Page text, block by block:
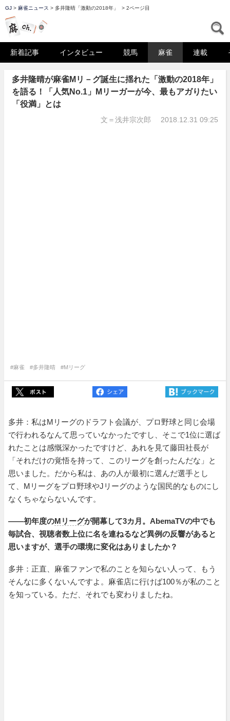
GJ > 麻雀ニュース > 多井隆晴「激動の2018年」 > 2ページ目
新着記事 インタビュー 競馬 麻雀 連載
多井隆晴が麻雀Mリ－グ誕生に揺れた「激動の2018年」
を語る！「人気No.1」Mリーガーが今、最もアガりたい
「役満」とは
文＝浅井宗次郎 2018.12.31 09:25
#麻雀 #多井隆晴 #Mリーグ
多井：私はMリーグのドラフト会議が、プロ野球と同じ会場
で行われるなんて思っていなかったですし、そこで1位に選ば
れたことは感慨深かったですけど、あれを見て藤田社長が
「それだけの覚悟を持って、このリーグを創ったんだな」と
思いました。だから私は、あの人が最初に選んだ選手とし
て、Mリーグをプロ野球やJリーグのような国民的なものにし
なくちゃならないんです。
――初年度のMリーグが開幕して3カ月。AbemaTVの中でも
毎試合、視聴者数上位に名を連ねるなど異例の反響があると
思いますが、選手の環境に変化はありましたか？
多井：正直、麻雀ファンで私のことを知らない人って、もう
そんなに多くないんですよ。麻雀店に行けば100％が私のこと
を知っている。ただ、それでも変わりましたね。